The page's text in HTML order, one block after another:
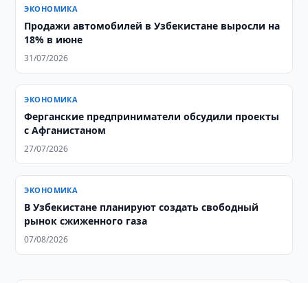
ЭКОНОМИКА
Продажи автомобилей в Узбекистане выросли на
18% в июне
31/07/2026
ЭКОНОМИКА
Ферганские предприниматели обсудили проекты
с Афганистаном
27/07/2026
ЭКОНОМИКА
В Узбекистане планируют создать свободный
рынок сжиженного газа
07/08/2026